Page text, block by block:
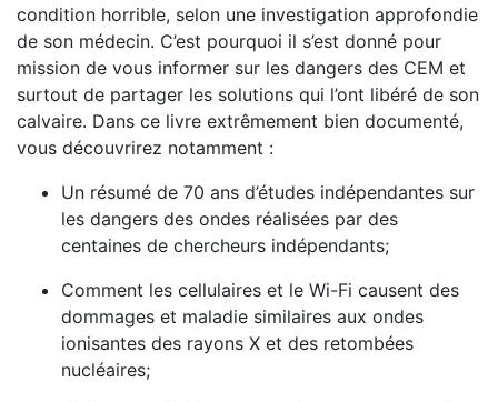
condition horrible, selon une investigation approfondie
de son médecin. C’est pourquoi il s’est donné pour
mission de vous informer sur les dangers des CEM et
surtout de partager les solutions qui l’ont libéré de son
calvaire. Dans ce livre extrêmement bien documenté,
vous découvrirez notamment :
Un résumé de 70 ans d’études indépendantes sur
les dangers des ondes réalisées par des
centaines de chercheurs indépendants;
Comment les cellulaires et le Wi-Fi causent des
dommages et maladie similaires aux ondes
ionisantes des rayons X et des retombées
nucléaires;